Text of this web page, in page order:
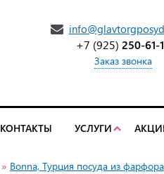
+7 (925)250-61-
Заказ звонка
КОНТАКТЫ УСЛУГИ
» Bonna, Турция посуда из фарфора